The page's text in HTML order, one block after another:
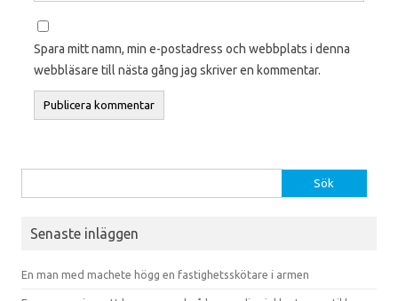
Spara mitt namn, min e-postadress och webbplats i denna
webbläsare till nästa gång jag skriver en kommentar.
Senaste inläggen
En man med machete högg en fastighetsskötare i armen